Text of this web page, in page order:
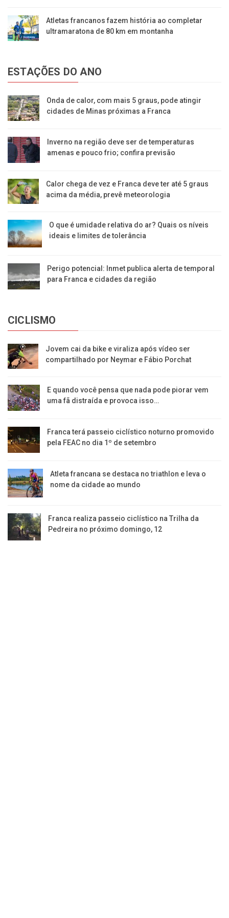
Atletas francanos fazem história ao completar
ultramaratona de 80 km em montanha
ESTAÇÕES DO ANO
Onda de calor, com mais 5 graus, pode atingir
cidades de Minas próximas a Franca
Inverno na região deve ser de temperaturas
amenas e pouco frio; confira previsão
Calor chega de vez e Franca deve ter até 5 graus
acima da média, prevê meteorologia
O que é umidade relativa do ar? Quais os níveis
ideais e limites de tolerância
Perigo potencial: Inmet publica alerta de temporal
para Franca e cidades da região
CICLISMO
Jovem cai da bike e viraliza após vídeo ser
compartilhado por Neymar e Fábio Porchat
E quando você pensa que nada pode piorar vem
uma fã distraída e provoca isso…
Franca terá passeio ciclístico noturno promovido
pela FEAC no dia 1º de setembro
Atleta francana se destaca no triathlon e leva o
nome da cidade ao mundo
Franca realiza passeio ciclístico na Trilha da
Pedreira no próximo domingo, 12